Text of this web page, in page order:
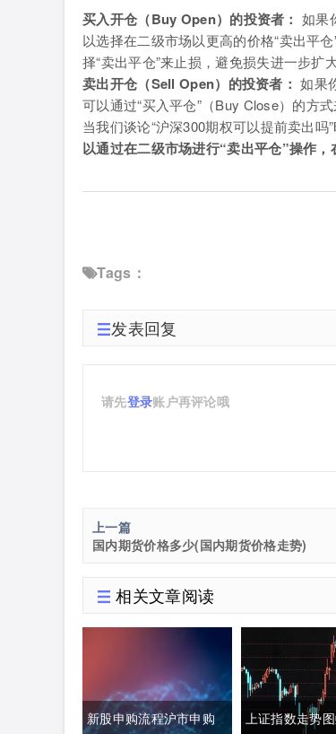
买入开仓（Buy Open）的投资者： 如果
以选择在二级市场以更高的价格“卖出平
择“卖出平仓”来止损，避免损失进一步扩大
卖出开仓（Sell Open）的投资者： 如果
可以通过“买入平仓”（Buy Close）的方
当我们谈论“沪深300期权可以提前卖出吗
以通过在二级市场进行“卖出平仓”操作，
Tags：
发表回复
请先登录账户再评论哦
上一篇
国内期货价格多少(国内期货价格走势)
相关文章阅读
新股申购流程沪市申购
上证指数走势